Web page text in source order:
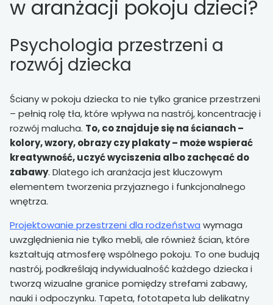
w aranżacji pokoju dzieci?
Psychologia przestrzeni a
rozwój dziecka
Ściany w pokoju dziecka to nie tylko granice przestrzeni
– pełnią rolę tła, które wpływa na nastrój, koncentrację i
rozwój malucha. To, co znajduje się na ścianach –
kolory, wzory, obrazy czy plakaty – może wspierać
kreatywność, uczyć wyciszenia albo zachęcać do
zabawy. Dlatego ich aranżacja jest kluczowym
elementem tworzenia przyjaznego i funkcjonalnego
wnętrza.
Projektowanie przestrzeni dla rodzeństwa wymaga
uwzględnienia nie tylko mebli, ale również ścian, które
kształtują atmosferę wspólnego pokoju. To one budują
nastrój, podkreślają indywidualność każdego dziecka i
tworzą wizualne granice pomiędzy strefami zabawy,
nauki i odpoczynku. Tapeta, fototapeta lub delikatny